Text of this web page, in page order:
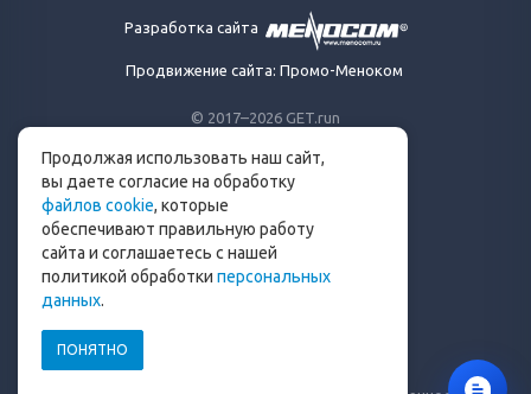
© 2017–2026 GET.run
Сделано с ❤ бегунами
для бегунов
Телеграм-канал Get.run
Беговой чат в Телеграм
info@get.run
Разработка сайта
Продвижение сайта: Промо-Меноком
Продолжая использовать наш сайт,
вы даете согласие на обработку
файлов cookie, которые
обеспечивают правильную работу
сайта и соглашаетесь с нашей
политикой обработки персональных
данных.
ПОНЯТНО